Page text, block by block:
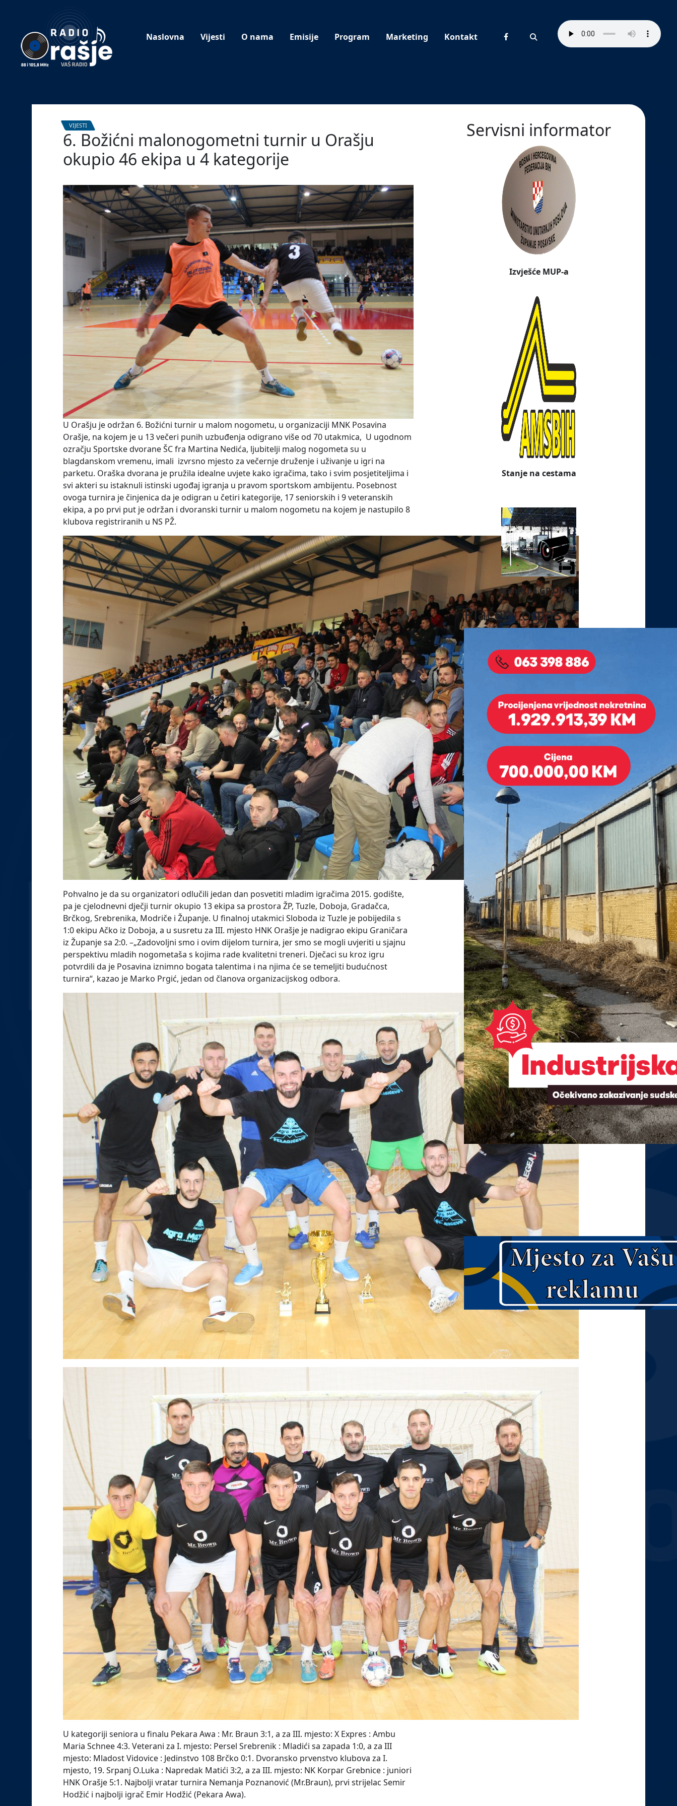
website!
Naslovna Vijesti O nama Emisije Program Marketing Kontakt
VIJESTI
6. Božićni malonogometni turnir u Orašju
okupio 46 ekipa u 4 kategorije
U Orašju je održan 6. Božićni turnir u malom nogometu, u organizaciji MNK Posavina
Orašje, na kojem je u 13 večeri punih uzbuđenja odigrano više od 70 utakmica, U ugodnom
ozračju Sportske dvorane ŠC fra Martina Nedića, ljubitelji malog nogometa su u
blagdanskom vremenu, imali izvrsno mjesto za večernje druženje i uživanje u igri na
parketu. Oraška dvorana je pružila idealne uvjete kako igračima, tako i svim posjetiteljima i
svi akteri su istaknuli istinski ugođaj igranja u pravom sportskom ambijentu. Posebnost
ovoga turnira je činjenica da je odigran u četiri kategorije, 17 seniorskih i 9 veteranskih
ekipa, a po prvi put je održan i dvoranski turnir u malom nogometu na kojem je nastupilo 8
klubova registriranih u NS PŽ.
Pohvalno je da su organizatori odlučili jedan dan posvetiti mladim igračima 2015. godište,
pa je cjelodnevni dječji turnir okupio 13 ekipa sa prostora ŽP, Tuzle, Doboja, Gradačca,
Brčkog, Srebrenika, Modriče i Županje. U finalnoj utakmici Sloboda iz Tuzle je pobijedila s
1:0 ekipu Ačko iz Doboja, a u susretu za III. mjesto HNK Orašje je nadigrao ekipu Graničara
iz Županje sa 2:0. –„Zadovoljni smo i ovim dijelom turnira, jer smo se mogli uvjeriti u sjajnu
perspektivu mladih nogometaša s kojima rade kvalitetni treneri. Dječaci su kroz igru
potvrdili da je Posavina iznimno bogata talentima i na njima će se temeljiti budućnost
turnira“, kazao je Marko Prgić, jedan od članova organizacijskog odbora.
U kategoriji seniora u finalu Pekara Awa : Mr. Braun 3:1, a za III. mjesto: X Expres : Ambu
Maria Schnee 4:3. Veterani za I. mjesto: Persel Srebrenik : Mladići sa zapada 1:0, a za III
mjesto: Mladost Vidovice : Jedinstvo 108 Brčko 0:1. Dvoransko prvenstvo klubova za I.
mjesto, 19. Srpanj O.Luka : Napredak Matići 3:2, a za III. mjesto: NK Korpar Grebnice : juniori
HNK Orašje 5:1. Najbolji vratar turnira Nemanja Poznanović (Mr.Braun), prvi strijelac Semir
Hodžić i najbolji igrač Emir Hodžić (Pekara Awa).
Servisni informator
Izvješće MUP-a
Stanje na cestama
Stanje na GP Orašje
Plaćeni oglas